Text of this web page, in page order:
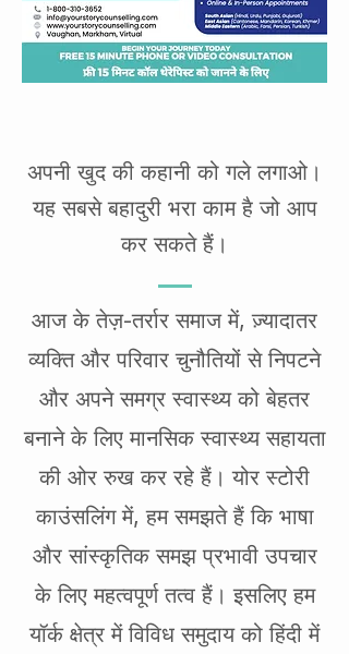
अपनी खुद की कहानी को गले लगाओ।
यह सबसे बहादुरी भरा काम है जो आप
कर सकते हैं।
आज के तेज़-तर्रार समाज में, ज़्यादातर
व्यक्ति और परिवार चुनौतियों से निपटने
और अपने समग्र स्वास्थ्य को बेहतर
बनाने के लिए मानसिक स्वास्थ्य सहायता
की ओर रुख कर रहे हैं। योर स्टोरी
काउंसलिंग में, हम समझते हैं कि भाषा
और सांस्कृतिक समझ प्रभावी उपचार
के लिए महत्वपूर्ण तत्व हैं। इसलिए हम
यॉर्क क्षेत्र में विविध समुदाय को हिंदी में